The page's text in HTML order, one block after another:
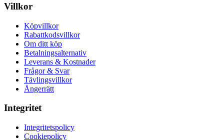
Villkor
Köpvillkor
Rabattkodsvillkor
Om ditt köp
Betalningsalternativ
Leverans & Kostnader
Frågor & Svar
Tävlingsvillkor
Ångerrätt
Integritet
Integritetspolicy
Cookiepolicy